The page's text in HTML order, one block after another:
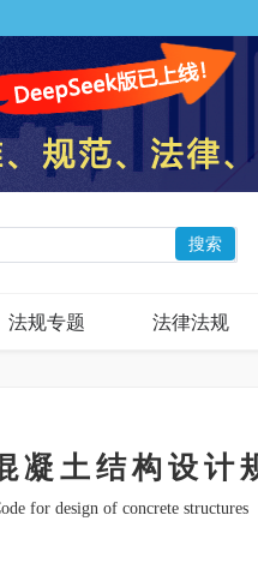
搜索
法规专题 法律法规
土结构设计
for design of concrete structures